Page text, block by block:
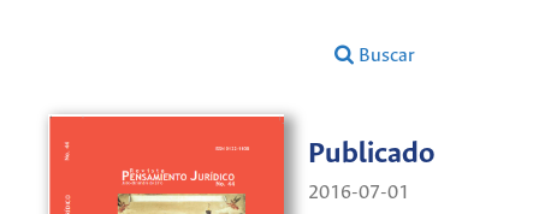
Buscar
Publicado
2016-07-01